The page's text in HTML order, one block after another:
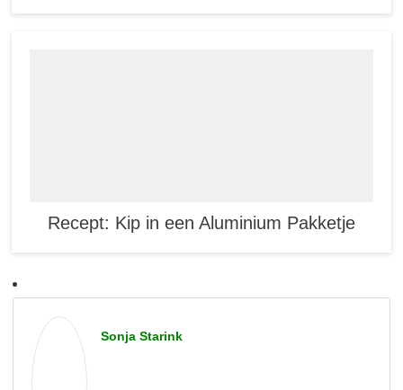
Recept: Kip in een Aluminium Pakketje
Sonja Starink